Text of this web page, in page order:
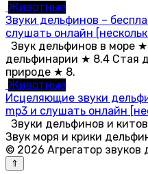
Животные
Звуки дельфинов –
слушать онлайн
Звук дельфинов в море
дельфинарии ★ 8.4 Стая
природе ★ 8.
Животные
Исцеляющие звуки
mp3 и слушать онлайн
Звуки дельфинов и
Звук моря и крики
© 2026 Агрегатор звуков